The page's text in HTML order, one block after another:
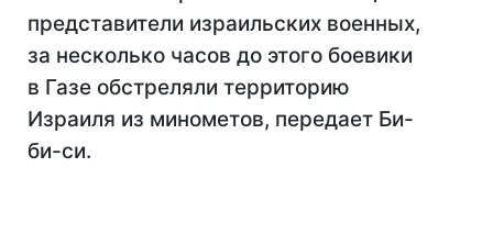
представители израильских военных,
за несколько часов до этого боевики
в Газе обстреляли территорию
Израиля из минометов, передает Би-
би-си.